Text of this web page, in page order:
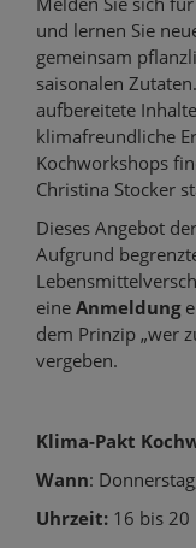
a
n
A
u
t
o
r
d
I
n
t
e
i
l
e
n
o
o
k
t
e
i
l
e
n
und lernen Sie
gemeinsam
saisonalen
aufbereitete
klimafreundliche
Kochworkshops
Christina Stocker
Dieses Angebot
Aufgrund
eine Anmeldung
dem Prinzip „wer
vergeben.
Klima-Pakt
Wann:
Uhrzeit: 16 bis 20